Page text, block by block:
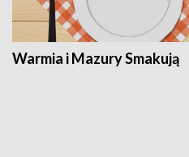
Warmia i Mazury Smakują